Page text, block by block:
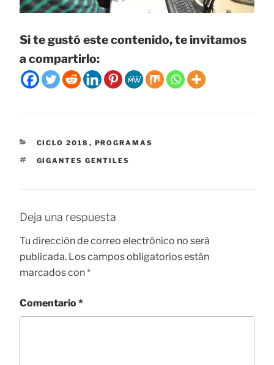
Si te gustó este contenido, te invitamos
a compartirlo:
CATEGORÍAS
CICLO 2018 , PROGRAMAS
ETIQUETAS
GIGANTES GENTILES
Deja una respuesta
Tu dirección de correo electrónico no será
publicada. Los campos obligatorios están
marcados con*
Comentario*